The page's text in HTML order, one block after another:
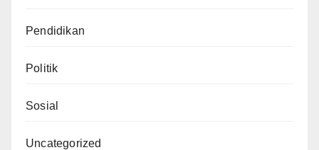
Pendidikan
Politik
Sosial
Uncategorized